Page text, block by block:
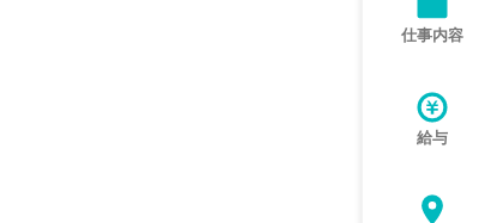
仕事内容
給与